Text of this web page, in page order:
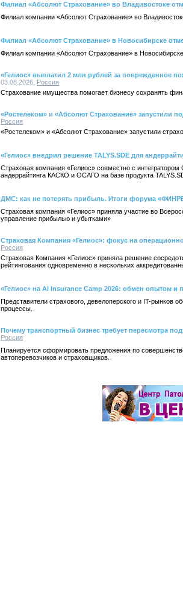
Филиал «Абсолют Страхование» во Владивостоке
Филиал компании «Абсолют Страхование» во
Филиал «Абсолют Страхование» в Новосибирске
Филиал компании «Абсолют Страхование» в
«Гелиос» выплатил 2 млн рублей за поврежденное
03.08.2026, Россия
Страхование имущества помогает бизнесу сохранять
«Ростелеком» и «Абсолют Страхование» запустили
Россия
«Ростелеком» и «Абсолют Страхование» запустили
«Гелиос» внедрил решение TALYS.SDE для
Страховая компания «Гелиос» совместно с
андеррайтинга КАСКО и ОСАГО на базе продукта
ДМС: как не потерять прибыль. Итоги форума
Страховая компания «Гелиос» приняла участие во
управление прибылью и убытками»
Страховая Компания «Гелиос»: фокус на
Россия
Страховая Компания «Гелиос» приняла решение
рейтингования одновременно в нескольких
«Гелиос» на AI Insurance Camp 2026: обмен опытом
Представители страхового, девелоперского и IT-рынков
процессы.
Почему транспортный бизнес требует пересмотра
Россия
Планируется сформировать предложения по
автоперевозчиков и страховщиков.